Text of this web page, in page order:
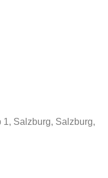
1, Salzburg, Salzburg,